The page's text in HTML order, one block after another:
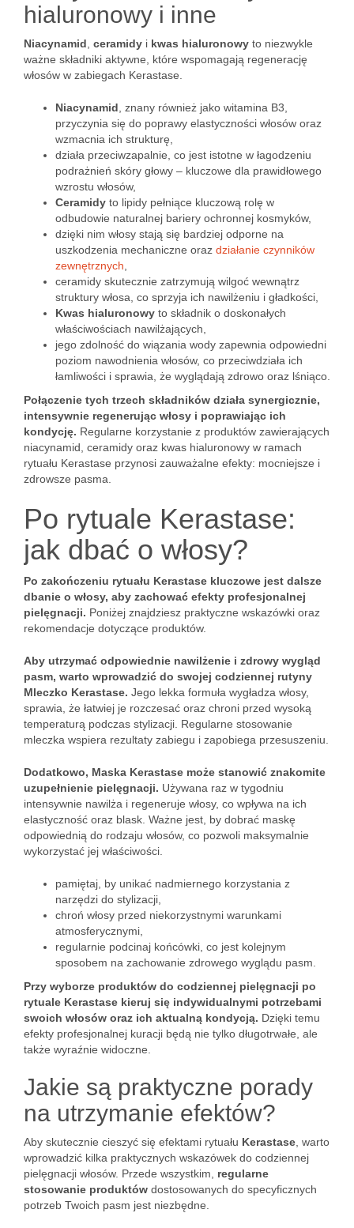
hialuronowy i inne
Niacynamid ceramidy i kwas hialuronowy to niezwykle
ważne składniki aktywne, które wspomagają regenerację
włosów w zabiegach Kerastase.
Niacynamid , znany również jako witamina B3,
przyczynia się do poprawy elastyczności włosów oraz
wzmacnia ich strukturę,
działa przeciwzapalnie, co jest istotne w łagodzeniu
podrażnień skóry głowy – kluczowe dla prawidłowego
wzrostu włosów,
Ceramidy to lipidy pełniące kluczową rolę w
odbudowie naturalnej bariery ochronnej kosmyków,
dzięki nim włosy stają się bardziej odporne na
uszkodzenia mechaniczne oraz działanie czynników
zewnętrznych
ceramidy skutecznie zatrzymują wilgoć wewnątrz
struktury włosa, co sprzyja ich nawilżeniu i gładkości,
Kwas hialuronowy to składnik o doskonałych
właściwościach nawilżających,
jego zdolność do wiązania wody zapewnia odpowiedni
poziom nawodnienia włosów, co przeciwdziała ich
łamliwości i sprawia, że wyglądają zdrowo oraz lśniąco.
Połączenie tych trzech składników działa synergicznie,
intensywnie regenerując włosy i poprawiając ich
kondycję. Regularne korzystanie z produktów zawierających
niacynamid, ceramidy oraz kwas hialuronowy w ramach
rytuału Kerastase przynosi zauważalne efekty: mocniejsze i
zdrowsze pasma.
Po rytuale Kerastase:
jak dbać o włosy?
Po zakończeniu rytuału Kerastase kluczowe jest dalsze
dbanie o włosy, aby zachować efekty profesjonalnej
pielęgnacji. Poniżej znajdziesz praktyczne wskazówki oraz
rekomendacje dotyczące produktów.
Aby utrzymać odpowiednie nawilżenie i zdrowy wygląd
pasm, warto wprowadzić do swojej codziennej rutyny
Mleczko Kerastase. Jego lekka formuła wygładza włosy,
sprawia, że łatwiej je rozczesać oraz chroni przed wysoką
temperaturą podczas stylizacji. Regularne stosowanie
mleczka wspiera rezultaty zabiegu i zapobiega przesuszeniu.
Dodatkowo, Maska Kerastase może stanowić znakomite
uzupełnienie pielęgnacji. Używana raz w tygodniu
intensywnie nawilża i regeneruje włosy, co wpływa na ich
elastyczność oraz blask. Ważne jest, by dobrać maskę
odpowiednią do rodzaju włosów, co pozwoli maksymalnie
wykorzystać jej właściwości.
pamiętaj, by unikać nadmiernego korzystania z
narzędzi do stylizacji,
chroń włosy przed niekorzystnymi warunkami
atmosferycznymi,
regularnie podcinaj końcówki, co jest kolejnym
sposobem na zachowanie zdrowego wyglądu pasm.
Przy wyborze produktów do codziennej pielęgnacji po
rytuale Kerastase kieruj się indywidualnymi potrzebami
swoich włosów oraz ich aktualną kondycją. Dzięki temu
efekty profesjonalnej kuracji będą nie tylko długotrwałe, ale
także wyraźnie widoczne.
Jakie są praktyczne porady
na utrzymanie efektów?
Aby skutecznie cieszyć się efektami rytuału Kerastase , warto
wprowadzić kilka praktycznych wskazówek do codziennej
pielęgnacji włosów. Przede wszystkim, regularne
stosowanie produktów dostosowanych do specyficznych
potrzeb Twoich pasm jest niezbędne.